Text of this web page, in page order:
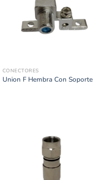
CONECTORES
Union F Hembra Con Soporte